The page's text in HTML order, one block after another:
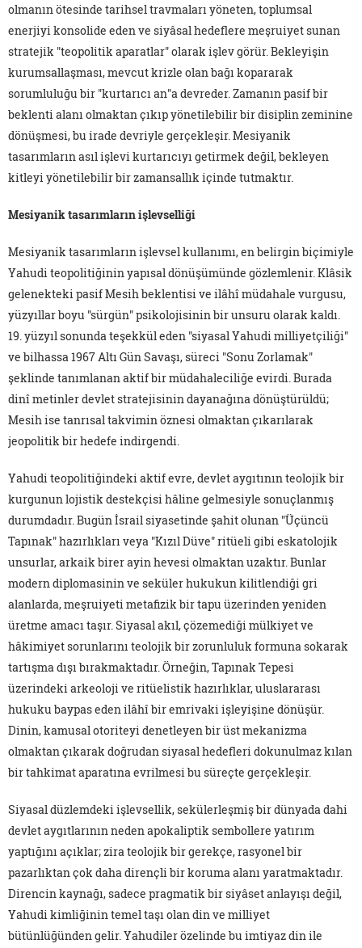
olmanın ötesinde tarihsel travmaları yöneten, toplumsal
enerjiyi konsolide eden ve siyâsal hedeflere meşruiyet sunan
stratejik "teopolitik aparatlar" olarak işlev görür. Bekleyişin
kurumsallaşması, mevcut krizle olan bağı kopararak
sorumluluğu bir "kurtarıcı an"a devreder. Zamanın pasif bir
beklenti alanı olmaktan çıkıp yönetilebilir bir disiplin zeminine
dönüşmesi, bu irade devriyle gerçekleşir. Mesiyanik
tasarımların asıl işlevi kurtarıcıyı getirmek değil, bekleyen
kitleyi yönetilebilir bir zamansallık içinde tutmaktır.
Mesiyanik tasarımların işlevselliği
Mesiyanik tasarımların işlevsel kullanımı, en belirgin biçimiyle
Yahudi teopolitiğinin yapısal dönüşümünde gözlemlenir. Klâsik
gelenekteki pasif Mesih beklentisi ve ilâhî müdahale vurgusu,
yüzyıllar boyu "sürgün" psikolojisinin bir unsuru olarak kaldı.
19. yüzyıl sonunda teşekkül eden "siyasal Yahudi milliyetçiliği"
ve bilhassa 1967 Altı Gün Savaşı, süreci "Sonu Zorlamak"
şeklinde tanımlanan aktif bir müdahaleciliğe evirdi. Burada
dinî metinler devlet stratejisinin dayanağına dönüştürüldü;
Mesih ise tanrısal takvimin öznesi olmaktan çıkarılarak
jeopolitik bir hedefe indirgendi.
Yahudi teopolitiğindeki aktif evre, devlet aygıtının teolojik bir
kurgunun lojistik destekçisi hâline gelmesiyle sonuçlanmış
durumdadır. Bugün İsrail siyasetinde şahit olunan "Üçüncü
Tapınak" hazırlıkları veya "Kızıl Düve" ritüeli gibi eskatolojik
unsurlar, arkaik birer ayin hevesi olmaktan uzaktır. Bunlar
modern diplomasinin ve seküler hukukun kilitlendiği gri
alanlarda, meşruiyeti metafizik bir tapu üzerinden yeniden
üretme amacı taşır. Siyasal akıl, çözemediği mülkiyet ve
hâkimiyet sorunlarını teolojik bir zorunluluk formuna sokarak
tartışma dışı bırakmaktadır. Örneğin, Tapınak Tepesi
üzerindeki arkeoloji ve ritüelistik hazırlıklar, uluslararası
hukuku baypas eden ilâhî bir emrivaki işleyişine dönüşür.
Dinin, kamusal otoriteyi denetleyen bir üst mekanizma
olmaktan çıkarak doğrudan siyasal hedefleri dokunulmaz kılan
bir tahkimat aparatına evrilmesi bu süreçte gerçekleşir.
Siyasal düzlemdeki işlevsellik, sekülerleşmiş bir dünyada dahi
devlet aygıtlarının neden apokaliptik sembollere yatırım
yaptığını açıklar; zira teolojik bir gerekçe, rasyonel bir
pazarlıktan çok daha dirençli bir koruma alanı yaratmaktadır.
Direncin kaynağı, sadece pragmatik bir siyâset anlayışı değil,
Yahudi kimliğinin temel taşı olan din ve milliyet
bütünlüğünden gelir. Yahudiler özelinde bu imtiyaz din ile